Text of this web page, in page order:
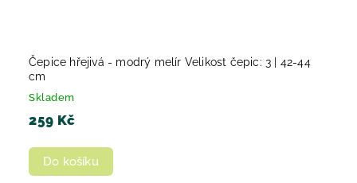
Čepice hřejivá - modrý melír Velikost čepic: 3 | 42-44
cm
Skladem
259 Kč
Do košíku